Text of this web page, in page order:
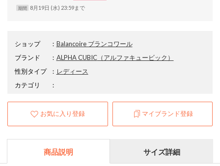
期間 8月19日 (水) 23:59まで
ショップ ： Balancoire ブランコワール
ブランド
： ALPHA CUBIC（アルファキュービック）
性別タイプ
： レディース
カテゴリ
：
お気に入り登録 マイブランド登録
商品説明 サイズ詳細